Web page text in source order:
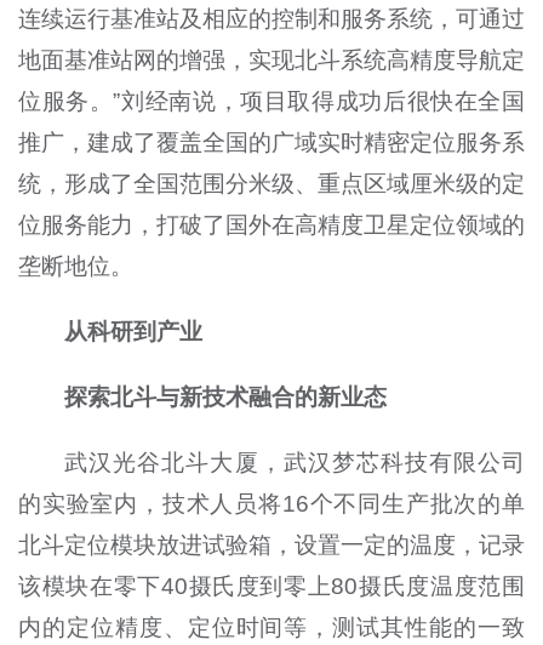
连续运行基准站及相应的控制和服务系统，可通过
地面基准站网的增强，实现北斗系统高精度导航定
位服务。”刘经南说，项目取得成功后很快在全国
推广，建成了覆盖全国的广域实时精密定位服务系
统，形成了全国范围分米级、重点区域厘米级的定
位服务能力，打破了国外在高精度卫星定位领域的
垄断地位。
从科研到产业
探索北斗与新技术融合的新业态
武汉光谷北斗大厦，武汉梦芯科技有限公司
的实验室内，技术人员将16个不同生产批次的单
北斗定位模块放进试验箱，设置一定的温度，记录
该模块在零下40摄氏度到零上80摄氏度温度范围
内的定位精度、定位时间等，测试其性能的一致